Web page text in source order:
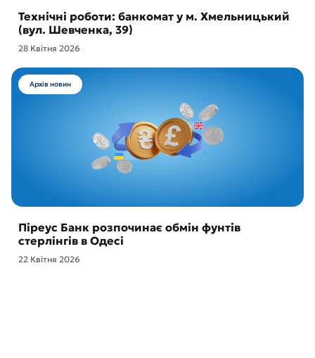
Технічні роботи: банкомат у м. Хмельницький
(вул. Шевченка, 39)
28 Квітня 2026
Архів новин
Піреус Банк розпочинає обмін фунтів
стерлінгів в Одесі
22 Квітня 2026